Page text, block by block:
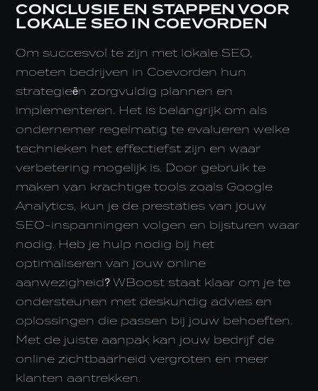
CONCLUSIE EN STAPPEN VOOR
LOKALE SEO IN COEVORDEN
Om succesvol te zijn met lokale SEO,
moeten bedrijven in Coevorden hun
strategieën zorgvuldig plannen en
implementeren. Het is belangrijk om als
ondernemer regelmatig te evalueren welke
technieken het effectiefst zijn en waar
verbetering mogelijk is. Door gebruik te
maken van krachtige tools zoals Google
Analytics, kun je de prestaties van jouw
SEO-inspanningen volgen en bijsturen waar
nodig. Heb je hulp nodig bij het
optimaliseren van jouw online
aanwezigheid? WBoost staat klaar om je te
ondersteunen met deskundig advies en
oplossingen die passen bij jouw behoeften.
Met de juiste aanpak kan jouw bedrijf de
online zichtbaarheid vergroten en meer
klanten aantrekken.